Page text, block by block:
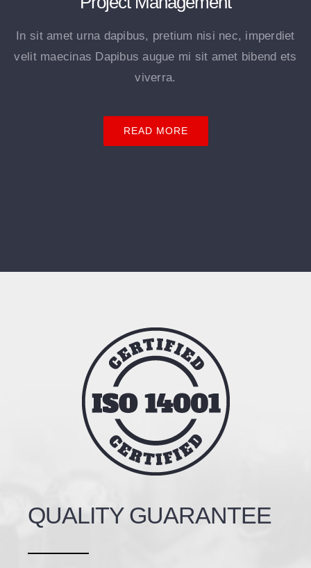
In sit amet urna dapibus, pretium nisi nec, imperdiet
velit maecinas Dapibus augue mi sit amet bibend ets
viverra.
READ MORE
QUALITY GUARANTEE